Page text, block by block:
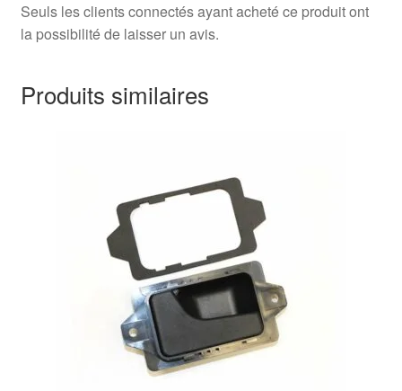
Seuls les clients connectés ayant acheté ce produit ont
la possibilité de laisser un avis.
Produits similaires